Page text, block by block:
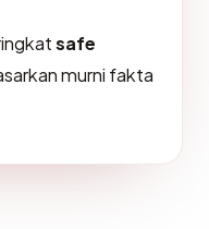
safe
murni fakta